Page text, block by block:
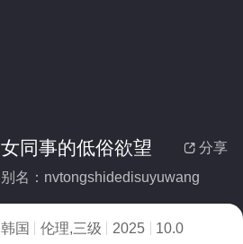
 分享
女同事的低俗欲望
别名：nvtongshidedisuyuwang
韩国 伦理,三级 2025
10.0